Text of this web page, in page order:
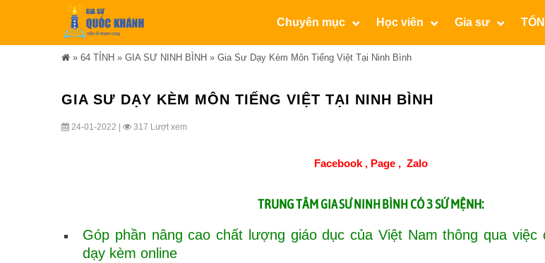
Chuyên mục Học viên Gia sư
» 64 TỈNH » GIA SƯ NINH BÌNH » Gia Sư Dạy Kèm Môn Tiếng Việt Tại Ninh Bình
GIA SƯ DẠY KÈM MÔN TIẾNG VIỆT TẠI NINH BÌNH
24-01-2022 | 317 Lượt xem
Facebook , Page ,Zalo
TRUNG TÂMGIA SƯ NINH BÌNHCÓ 3 SỨ MỆNH:
Góp phần nâng cao chất lượng giáo dục của Việt Nam thông qua việc
dạy kèm online